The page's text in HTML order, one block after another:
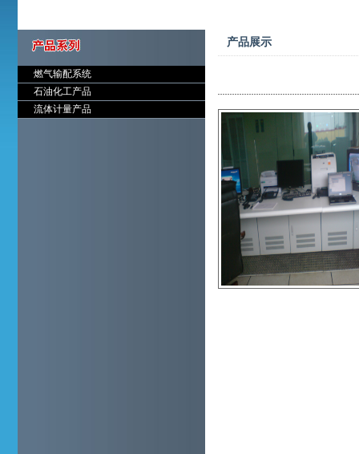
燃气输配系统
石油化工产品
流体计量产品
产品展示